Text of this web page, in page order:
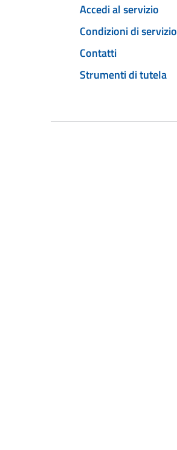
Accedi al servizio
Condizioni di servizio
Contatti
Strumenti di tutela